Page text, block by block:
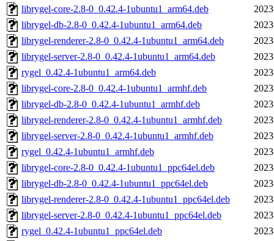
librygel-core-2.8-0_0.42.4-1ubuntu1_arm64.deb
librygel-db-2.8-0_0.42.4-1ubuntu1_arm64.deb
librygel-renderer-2.8-0_0.42.4-1ubuntu1_arm64.deb
librygel-server-2.8-0_0.42.4-1ubuntu1_arm64.deb
rygel_0.42.4-1ubuntu1_arm64.deb
librygel-core-2.8-0_0.42.4-1ubuntu1_armhf.deb
librygel-db-2.8-0_0.42.4-1ubuntu1_armhf.deb
librygel-renderer-2.8-0_0.42.4-1ubuntu1_armhf.deb
librygel-server-2.8-0_0.42.4-1ubuntu1_armhf.deb
rygel_0.42.4-1ubuntu1_armhf.deb
librygel-core-2.8-0_0.42.4-1ubuntu1_ppc64el.deb
librygel-db-2.8-0_0.42.4-1ubuntu1_ppc64el.deb
librygel-renderer-2.8-0_0.42.4-1ubuntu1_ppc64el.deb
librygel-server-2.8-0_0.42.4-1ubuntu1_ppc64el.deb
rygel_0.42.4-1ubuntu1_ppc64el.deb